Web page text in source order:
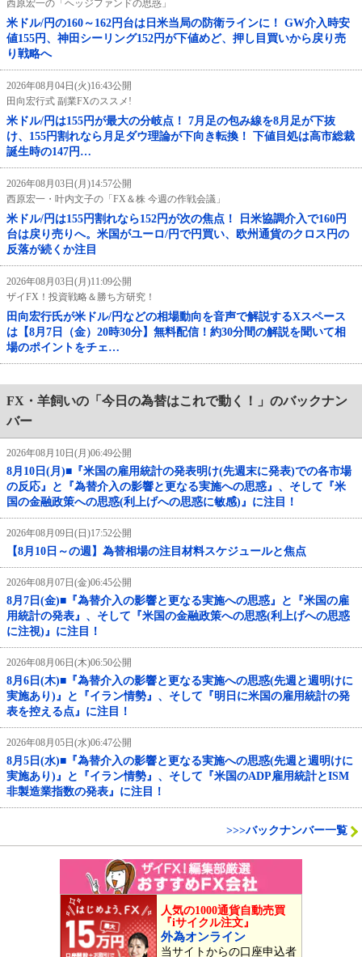
西原宏一の「ヘッジファンドの思惑」
米ドル/円の160～162円台は日米当局の防衛ラインに！ GW介入時安
値155円、神田シーリング152円が下値めど、押し目買いから戻り売
り戦略へ
2026年08月04日(火)16:43公開
田向宏行式 副業FXのススメ!
米ドル/円は155円が最大の分岐点！ 7月足の包み線を8月足が下抜
け、155円割れなら月足ダウ理論が下向き転換！ 下値目処は高市総裁
誕生時の147円…
2026年08月03日(月)14:57公開
西原宏一・叶内文子の「FX＆株 今週の作戦会議」
米ドル/円は155円割れなら152円が次の焦点！ 日米協調介入で160円
台は戻り売りへ。米国がユーロ/円で円買い、欧州通貨のクロス円の
反落が続くか注目
2026年08月03日(月)11:09公開
ザイFX！投資戦略＆勝ち方研究！
田向宏行氏が米ドル/円などの相場動向を音声で解説するXスペース
は【8月7日（金）20時30分】無料配信！約30分間の解説を聞いて相
場のポイントをチェ…
FX・羊飼いの「今日の為替はこれで動く！」のバックナン
バー
2026年08月10日(月)06:49公開
8月10日(月)■『米国の雇用統計の発表明け(先週末に発表)での各市場
の反応』と『為替介入の影響と更なる実施への思惑』、そして『米
国の金融政策への思惑(利上げへの思惑に敏感)』に注目！
2026年08月09日(日)17:52公開
【8月10日～の週】為替相場の注目材料スケジュールと焦点
2026年08月07日(金)06:45公開
8月7日(金)■『為替介入の影響と更なる実施への思惑』と『米国の雇
用統計の発表』、そして『米国の金融政策への思惑(利上げへの思惑
に注視)』に注目！
2026年08月06日(木)06:50公開
8月6日(木)■『為替介入の影響と更なる実施への思惑(先週と週明けに
実施あり)』と『イラン情勢』、そして『明日に米国の雇用統計の発
表を控える点』に注目！
2026年08月05日(水)06:47公開
8月5日(水)■『為替介入の影響と更なる実施への思惑(先週と週明けに
実施あり)』と『イラン情勢』、そして『米国のADP雇用統計とISM
非製造業指数の発表』に注目！
>>>バックナンバー一覧
人気の1000通貨自動売買
『iサイクル注文』
外為オンライン
当サイトからの口座申込者